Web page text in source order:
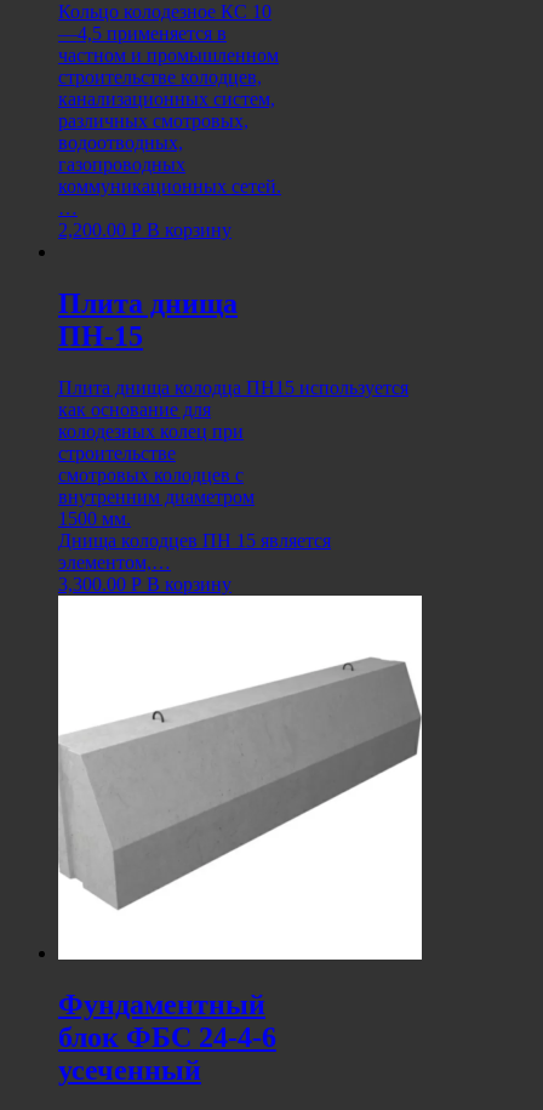
Кольцо колодезное КС 10
—4,5 применяется в
частном и промышленном
строительстве колодцев,
канализационных систем,
различных смотровых,
водоотводных,
газопроводных
коммуникационных сетей.
…
2,200.00 Р В корзину
Плита днища
ПН-15
Плита днища колодца ПН15 используется
как основание для
колодезных колец при
строительстве
смотровых колодцев с
внутренним диаметром
1500 мм.
Днища колодцев ПН 15 является
элементом,…
3,300.00 Р В корзину
Фундаментный
блок ФБС 24-4-6
усеченный